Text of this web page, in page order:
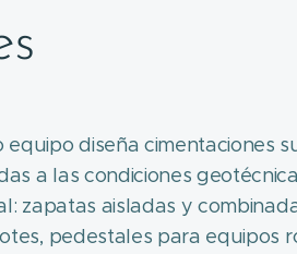
equipo diseña cimentaciones
a las condiciones
zapatas aisladas y
pedestales para equipos